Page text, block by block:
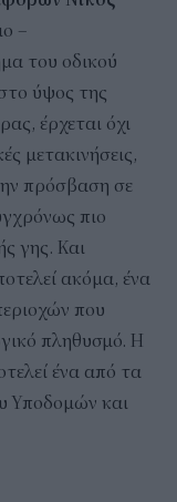
–
του οδικού
ύψος της
έρχεται όχι
μετακινήσεις,
πρόσβαση σε
πιο
γης. Και
ακόμα, ένα
που
πληθυσμό. Η
ένα από τα
Υποδομών και